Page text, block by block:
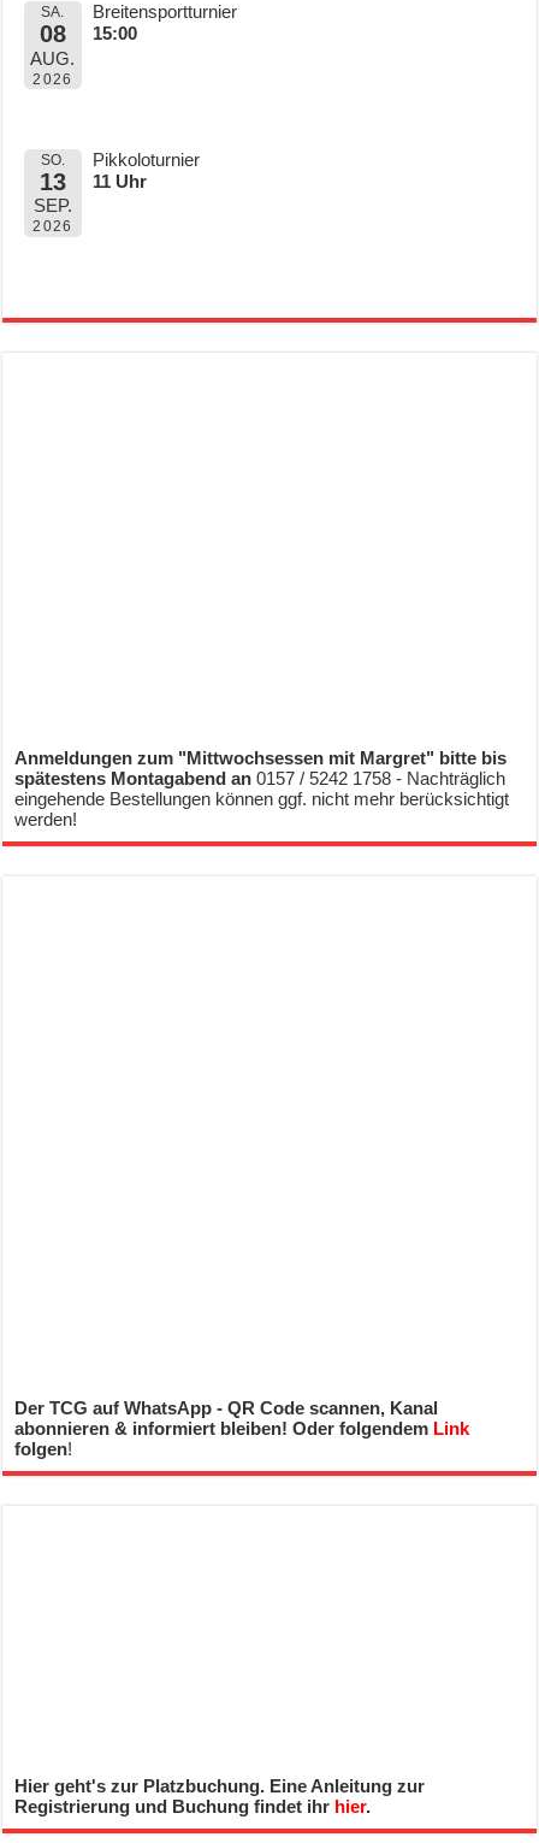
SA.
08
AUG.
2026
Breitensportturnier
15:00
SO.
13
SEP.
2026
Pikkoloturnier
11 Uhr
Anmeldungen zum "Mittwochsessen mit Margret" bitte bis
spätestens Montagabend an0157 / 5242 1758 - Nachträglich
eingehende Bestellungen können ggf. nicht mehr berücksichtigt
werden!
Der TCG auf WhatsApp - QR Code scannen, Kanal
abonnieren & informiert bleiben! Oder folgendem Link
folgen!
Hier geht's zur Platzbuchung. Eine Anleitung zur
Registrierung und Buchung findet ihr hier.